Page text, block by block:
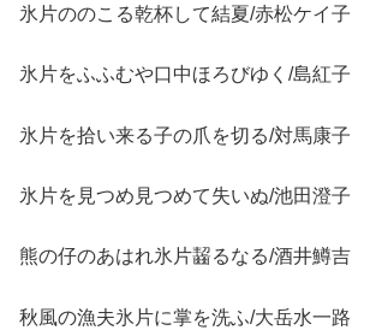
氷片ののこる乾杯して結夏/赤松ケイ子
氷片をふふむや口中ほろびゆく/島紅子
氷片を拾い来る子の爪を切る/対馬康子
氷片を見つめ見つめて失いぬ/池田澄子
熊の仔のあはれ氷片齧るなる/酒井鱒吉
秋風の漁夫氷片に掌を洗ふ/大岳水一路